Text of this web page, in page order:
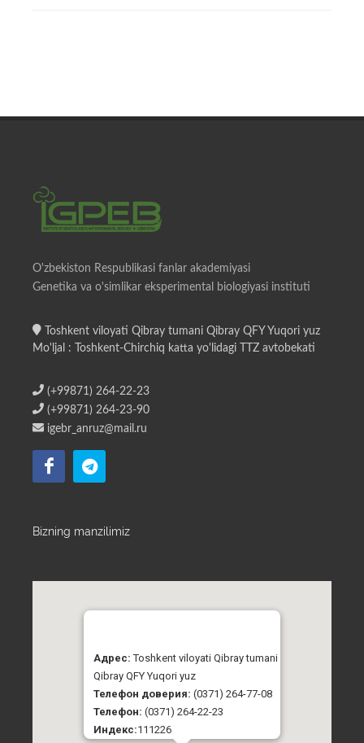
O'zbekiston Respublikasi fanlar akademiyasi
Genetika va o'simlikar eksperimental biologiyasi instituti
Toshkent viloyati Qibray tumani Qibray QFY Yuqori yuz
Mo'ljal : Toshkent-Chirchiq katta yo'lidagi TTZ avtobekati
(+99871) 264-22-23
(+99871) 264-23-90
igebr_anruz@mail.ru
Bizning manzilimiz
Адрес:Toshkent viloyati Qibray tumani
Qibray QFY Yuqori yuz
Телефон доверия: (0371) 264-77-08
Телефон: (0371) 264-22-23
Индекс:111226